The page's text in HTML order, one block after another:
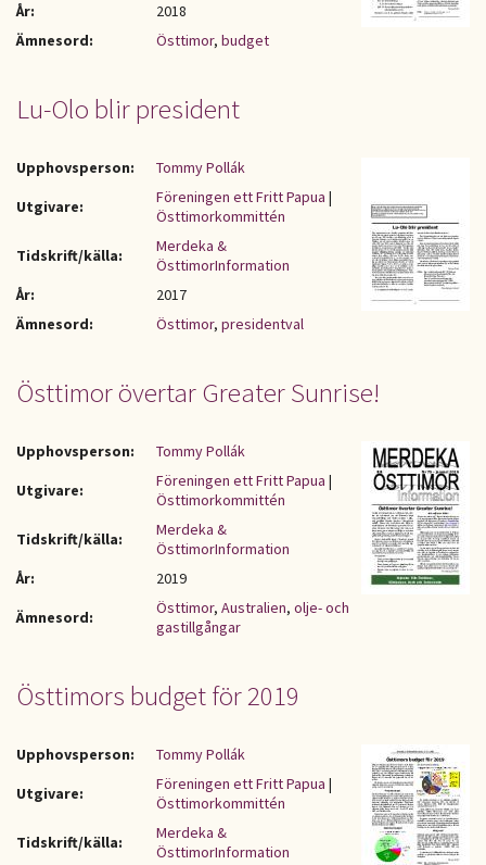
År:
2018
Ämnesord:
Östtimor, budget
Lu-Olo blir president
Upphovsperson:
Tommy Pollák
Utgivare:
Föreningen ett Fritt Papua |
Östtimorkommittén
Tidskrift/källa:
Merdeka &
ÖsttimorInformation
År:
2017
Ämnesord:
Östtimor, presidentval
Östtimor övertar Greater Sunrise!
Upphovsperson:
Tommy Pollák
Utgivare:
Föreningen ett Fritt Papua |
Östtimorkommittén
Tidskrift/källa:
Merdeka &
ÖsttimorInformation
År:
2019
Ämnesord:
Östtimor, Australien, olje- och
gastillgångar
Östtimors budget för 2019
Upphovsperson:
Tommy Pollák
Utgivare:
Föreningen ett Fritt Papua |
Östtimorkommittén
Tidskrift/källa:
Merdeka &
ÖsttimorInformation